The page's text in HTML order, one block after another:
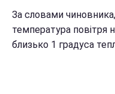
За словами
температура повітря
близько 1 градуса